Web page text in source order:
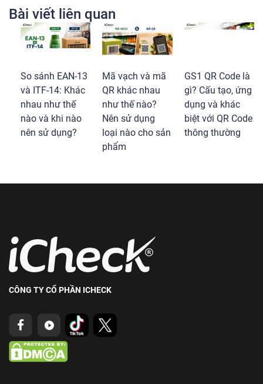
Bài viết liên quan
So sánh EAN-13
và ITF-14: Khác
nhau như thế
nào và khi nào
nên sử dụng?
Mã vạch và mã
QR khác nhau
như thế nào?
Nên sử dụng
loại nào cho sản
phẩm
GS1 QR Code là
gì? Cấu tạo, ứng
dụng và khác
biệt với QR Code
thông thường
CÔNG TY CỔ PHẦN ICHECK